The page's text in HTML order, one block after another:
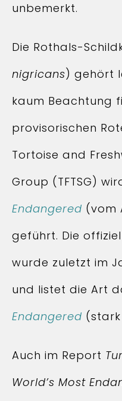
unbemerkt.
Die Rothals-
nigricans) gehört
kaum Beachtung
provisorischen
Tortoise and
Group (TFTSG)
Endangered (vom
geführt. Die
wurde zuletzt im
und listet die Art
Endangered
Auch im Report
World’s Most